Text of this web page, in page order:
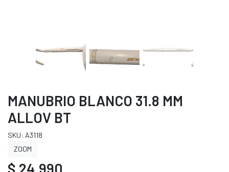
MANUBRIO BLANCO 31.8 MM
ALLOV BT
SKU: A3118
ZOOM
$ 24.990